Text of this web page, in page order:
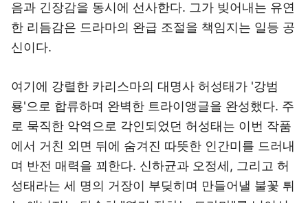
음과 긴장감을 동시에 선사한다. 그가 빚어내는 유연
한 리듬감은 드라마의 완급 조절을 책임지는 일등 공
신이다.
여기에 강렬한 카리스마의 대명사 허성태가 '강범
룡'으로 합류하며 완벽한 트라이앵글을 완성했다. 주
로 묵직한 악역으로 각인되었던 허성태는 이번 작품
에서 거친 외면 뒤에 숨겨진 따뜻한 인간미를 드러내
며 반전 매력을 꾀한다. 신하균과 오정세, 그리고 허
성태라는 세 명의 거장이 부딪히며 만들어낼 불꽃 튀